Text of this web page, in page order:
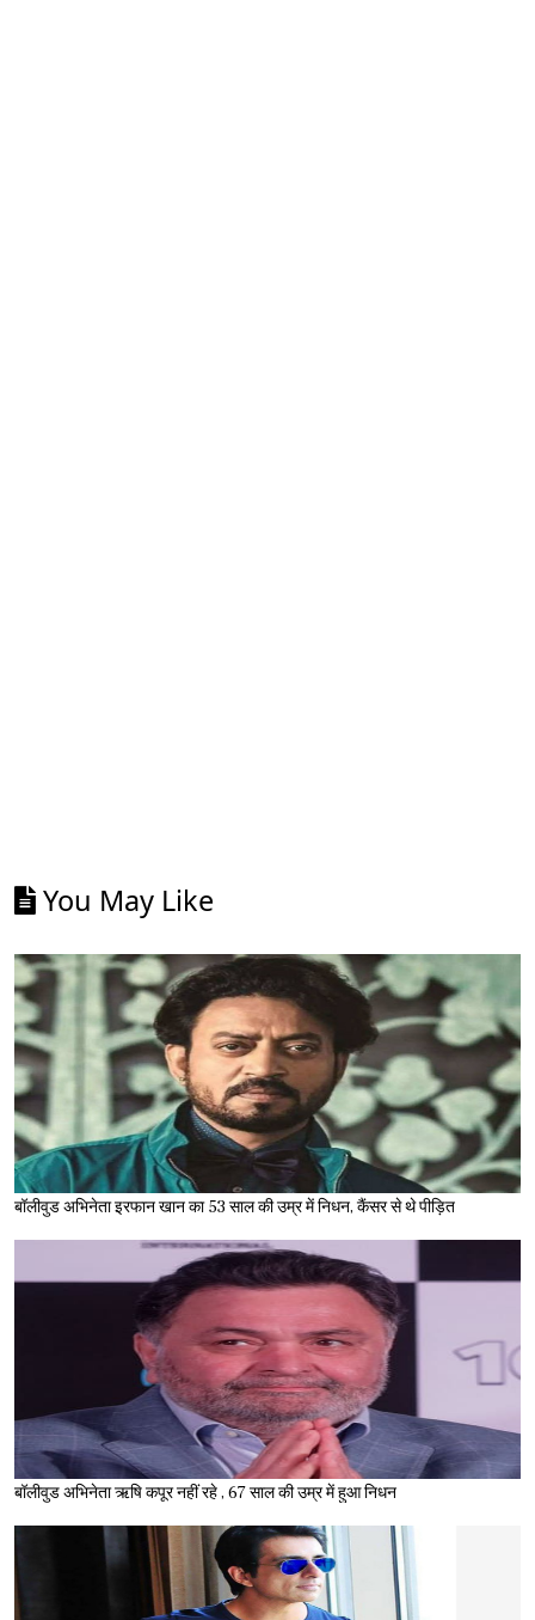
You May Like
बॉलीवुड अभिनेता इरफान खान का 53 साल की उम्र में निधन, कैंसर से थे पीड़ित
बॉलीवुड अभिनेता ऋषि कपूर नहीं रहे , 67 साल की उम्र में हुआ निधन